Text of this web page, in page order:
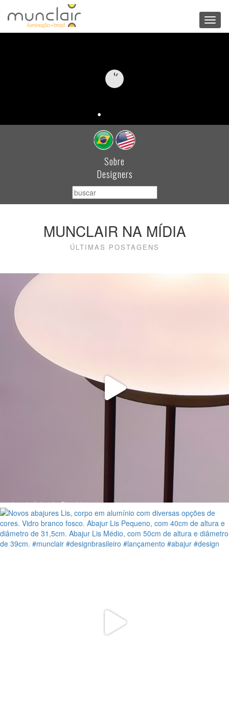
Sobre
Designers
MUNCLAIR NA MÍDIA
ÚLTIMAS POSTAGENS